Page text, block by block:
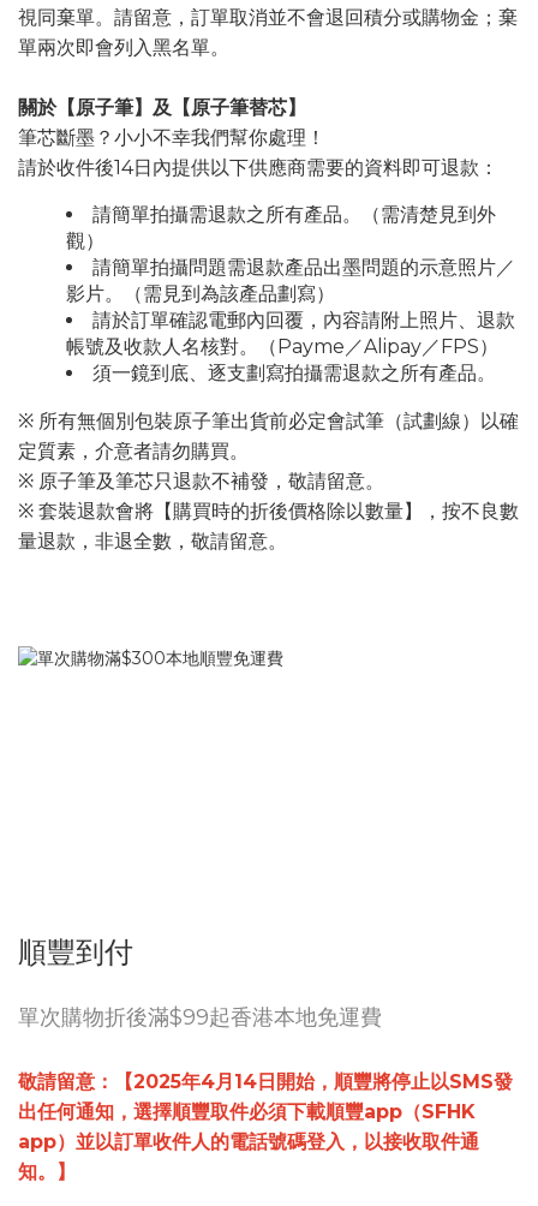
視同棄單。請留意，訂單取消並不會退回積分或購物金；棄
單兩次即會列入黑名單。
關於【原子筆】及【原子筆替芯】
筆芯斷墨？小小不幸我們幫你處理！
請於收件後14日內提供以下供應商需要的資料即可退款：
請簡單拍攝需退款之所有產品。（需清楚見到外
觀）
請簡單拍攝問題需退款產品出墨問題的示意照片／
影片。（需見到為該產品劃寫）
請於訂單確認電郵內回覆，內容請附上照片、退款
帳號及收款人名核對。（Payme／Alipay／FPS）
須一鏡到底、逐支劃寫拍攝需退款之所有產品。
※ 所有無個別包裝原子筆出貨前必定會試筆（試劃線）以確
定質素，介意者請勿購買。
※ 原子筆及筆芯只退款不補發，敬請留意。
※ 套裝退款會將【購買時的折後價格除以數量】，按不良數
量退款，非退全數，敬請留意。
順豐到付
單次購物折後滿$99起香港本地免運費
敬請留意：【2025年4月14日開始，順豐將停止以SMS發
出任何通知，選擇順豐取件必須下載順豐app（SFHK
app）並以訂單收件人的電話號碼登入，以接收取件通
知。】